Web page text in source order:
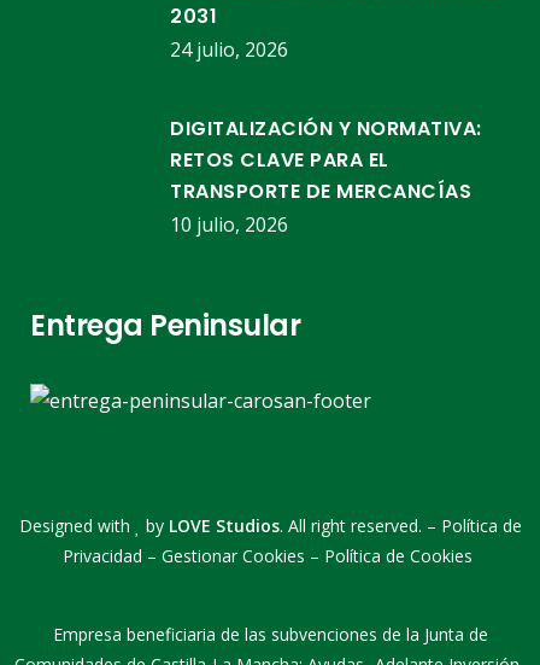
2031
24 julio, 2026
DIGITALIZACIÓN Y NORMATIVA:
RETOS CLAVE PARA EL
TRANSPORTE DE MERCANCÍAS
10 julio, 2026
Entrega Peninsular
Designed with by LOVE Studios. All right reserved. – Política de
Privacidad – Gestionar Cookies – Política de Cookies
Empresa beneficiaria de las subvenciones de la Junta de